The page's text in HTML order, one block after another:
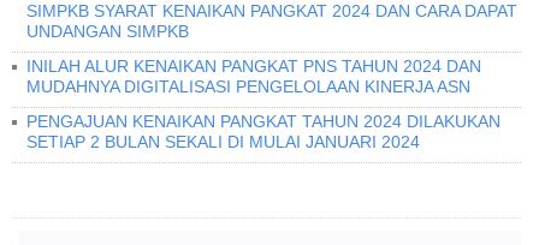
SIMPKB SYARAT KENAIKAN PANGKAT 2024 DAN CARA DAPAT
UNDANGAN SIMPKB
INILAH ALUR KENAIKAN PANGKAT PNS TAHUN 2024 DAN
MUDAHNYA DIGITALISASI PENGELOLAAN KINERJA ASN
PENGAJUAN KENAIKAN PANGKAT TAHUN 2024 DILAKUKAN
SETIAP 2 BULAN SEKALI DI MULAI JANUARI 2024